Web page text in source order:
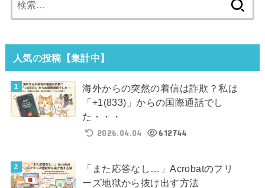
索:
人気の投稿【集計中】
海外からの突然の着信は詐欺？私は
「+1(833)」からの国際通話でし
た・・・
2026.04.04
612744
「また応答なし…」Acrobatのフリ
ーズ地獄から抜け出す方法